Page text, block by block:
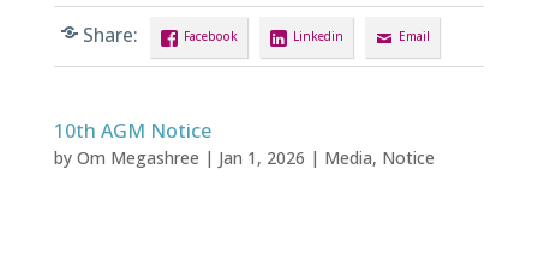
Share: Facebook Linkedin Email
10th AGM Notice
by Om Megashree | Jan 1, 2026 | Media, Notice